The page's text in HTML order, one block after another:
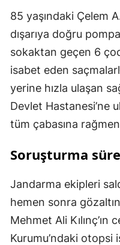
85 yaşındaki Çelem
dışarıya doğru
sokaktan geçen 6
isabet eden
yerine hızla ulaşan
Devlet Hastanesi’ne
tüm çabasına rağmen
Soruşturma
Jandarma ekipleri
hemen sonra
Mehmet Ali Kılınç’ın
Kurumu’ndaki otopsi